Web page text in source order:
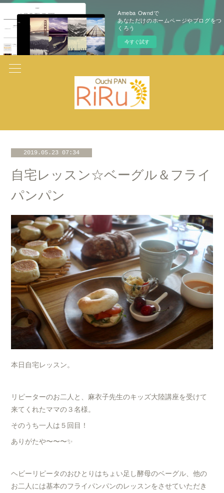
Ameba Owndで
あなただけのホームページやブログをつ
くろう
今すぐ試す
2019.05.23 07:34
自宅レッスン☆ベーグル＆フライ
パンパン
本日自宅レッスン。
リピーターのお二人と、麻衣子先生のキッズ大陸講座を受けて
来てくれたママの３名様。
そのうち一人は５回目！
ありがたや〜〜〜✨
ヘビーリピータのおひとりはちょい足し酵母のベーグル、他の
お二人には基本のフライパンパンのレッスンをさせていただき